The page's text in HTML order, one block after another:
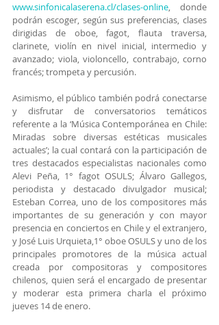
www.sinfonicalaserena.cl/clases-online, donde
podrán escoger, según sus preferencias, clases
dirigidas de oboe, fagot, flauta traversa,
clarinete, violín en nivel inicial, intermedio y
avanzado; viola, violoncello, contrabajo, corno
francés; trompeta y percusión.
Asimismo, el público también podrá conectarse
y disfrutar de conversatorios temáticos
referente a la ‘Música Contemporánea en Chile:
Miradas sobre diversas estéticas musicales
actuales’; la cual contará con la participación de
tres destacados especialistas nacionales como
Alevi Peña, 1° fagot OSULS; Álvaro Gallegos,
periodista y destacado divulgador musical;
Esteban Correa, uno de los compositores más
importantes de su generación y con mayor
presencia en conciertos en Chile y el extranjero,
y José Luis Urquieta,1° oboe OSULS y uno de los
principales promotores de la música actual
creada por compositoras y compositores
chilenos, quien será el encargado de presentar
y moderar esta primera charla el próximo
jueves 14 de enero.